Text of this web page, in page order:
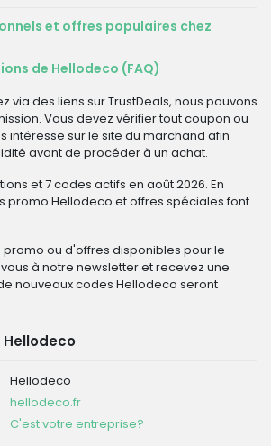
et offres populaires chez
de Hellodeco (FAQ)
via des liens sur TrustDeals, nous pouvons
Vous devez vérifier tout coupon ou
intéresse sur le site du marchand afin
avant de procéder à un achat.
et 7 codes actifs en août 2026. En
promo Hellodeco et offres spéciales font
promo ou d'offres disponibles pour le
à notre newsletter et recevez une
nouveaux codes Hellodeco seront
Hellodeco
hellodeco.fr
C'est votre entreprise?